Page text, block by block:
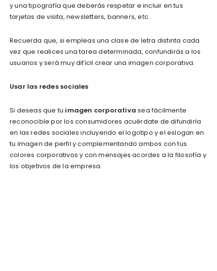
y una tipografía que deberás respetar e incluir en tus
tarjetas de visita, newsletters, banners, etc.
Recuerda que, si empleas una clase de letra distinta cada
vez que realices una tarea determinada, confundirás a los
usuarios y será muy difícil crear una imagen corporativa.
Usar las redes sociales
Si deseas que tu imagen corporativa sea fácilmente
reconocible por los consumidores acuérdate de difundirla
en las redes sociales incluyendo el logotipo y el eslogan en
tu imagen de perfil y complementando ambos con tus
colores corporativos y con mensajes acordes a la filosofía y
los objetivos de la empresa.